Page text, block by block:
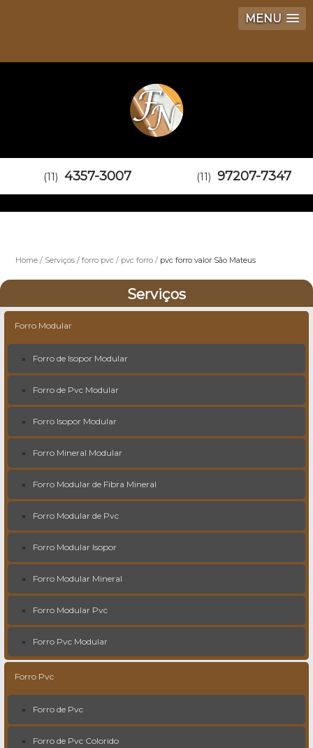
MENU
(11) 4357-3007 (11) 97207-7347
Home Serviços forro pvc pvc forro pvc forro valor São Mateus
Serviços
Forro Modular
Forro de Isopor Modular
Forro de Pvc Modular
Forro Isopor Modular
Forro Mineral Modular
Forro Modular de Fibra Mineral
Forro Modular de Pvc
Forro Modular Isopor
Forro Modular Mineral
Forro Modular Pvc
Forro Pvc Modular
Forro Pvc
Forro de Pvc
Forro de Pvc Colorido